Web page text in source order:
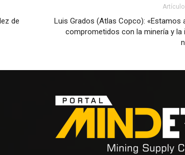
de
Luis Grados (Atlas Copco): «Estamos
comprometidos con la minería y la